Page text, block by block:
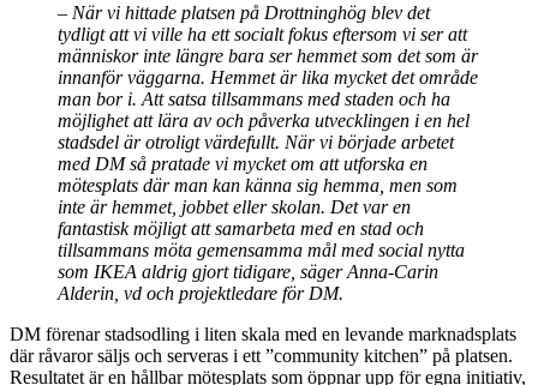
– När vi hittade platsen på Drottninghög blev det
tydligt att vi ville ha ett socialt fokus eftersom vi ser att
människor inte längre bara ser hemmet som det som är
innanför väggarna. Hemmet är lika mycket det område
man bor i. Att satsa tillsammans med staden och ha
möjlighet att lära av och påverka utvecklingen i en hel
stadsdel är otroligt värdefullt. När vi började arbetet
med DM så pratade vi mycket om att utforska en
mötesplats där man kan känna sig hemma, men som
inte är hemmet, jobbet eller skolan. Det var en
fantastisk möjligt att samarbeta med en stad och
tillsammans möta gemensamma mål med social nytta
som IKEA aldrig gjort tidigare, säger Anna-Carin
Alderin, vd och projektledare för DM.
DM förenar stadsodling i liten skala med en levande marknadsplats
där råvaror säljs och serveras i ett ”community kitchen” på platsen.
Resultatet är en hållbar mötesplats som öppnar upp för egna initiativ,